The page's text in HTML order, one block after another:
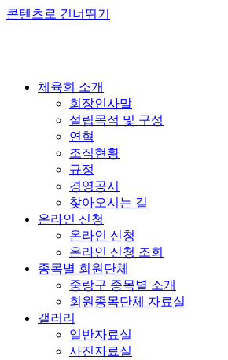
콘텐츠로 건너뛰기
체육회 소개
회장인사말
설립목적 및 구성
연혁
조직현황
규정
경영공시
찾아오시는 길
온라인 신청
온라인 신청
온라인 신청 조회
종목별 회원단체
중랑구 종목별 소개
회원종목단체 자료실
갤러리
일반자료실
사진자료실